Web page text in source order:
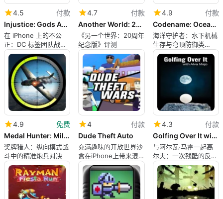
4.5
付款
Injustice: Gods Among Us
在 iPhone 上的不公
正：DC 标签团队战斗
与卡片收集相遇
4.7
付款
Another World: 20th Anniversary Edition
《另一个世界：20周年
纪念版》评测
4.9
付款
Codename: Ocean Keeper
海洋守护者：水下机械
生存与穹顶防御类
Roguelike
4.9
免费
Medal Hunter: Military Game
奖牌猎人：纵向模式战
斗中的精准炮兵对决
4
付款
Dude Theft Auto
充满趣味的开放世界沙
盒在iPhone上带来混
乱的喜剧
4.3
付款
Golfing Over It with Alva Majo
与阿尔瓦·马霍一起高
尔夫：一次残酷的反思
攀登